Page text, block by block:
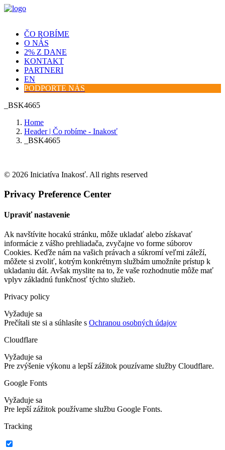
ČO ROBÍME
O NÁS
2% Z DANE
KONTAKT
PARTNERI
EN
PODPORTE NÁS
_BSK4665
Home
Header | Čo robíme - Inakosť
_BSK4665
© 2026 Iniciatíva Inakosť. All rights reserved
Privacy Preference Center
Upraviť nastavenie
Ak navštívite hocakú stránku, môže ukladať alebo získavať
informácie z vášho prehliadača, zvyčajne vo forme súborov
Cookies. Keďže nám na vašich právach a súkromí veľmi záleží,
môžete si zvoliť, kotrým konkrétnym službám umožníte prístup k
ukladaniu dát. Avšak myslite na to, že vaše rozhodnutie môže mať
vplyv základnú funkčnosť týchto služieb.
Privacy policy
Vyžaduje sa
Prečítali ste si a súhlasíte s Ochranou osobných údajov
Cloudflare
Vyžaduje sa
Pre zvýšenie výkonu a lepší zážitok pouzívame služby Cloudflare.
Google Fonts
Vyžaduje sa
Pre lepší zážitok používame službu Google Fonts.
Tracking